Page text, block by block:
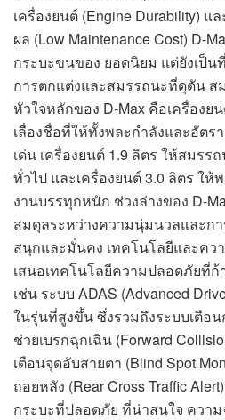
เครื่องยนต์ (Engine Durability)
ผล (Low Maintenance Cost) D-
กระบะขนของ ยอดนิยม แต่ยังเป็
การตกแต่งและสมรรถนะที่ดุดัน ส
หัวใจหลักของ D-Max คือเครื่องย
เลื่องชื่อที่ให้ทั้งพละกำลังและอัต
เด่น เครื่องยนต์ 1.9 ลิตร ให้สมรร
ทั่วไป และเครื่องยนต์ 3.0 ลิตร ให้
งานบรรทุกหนัก ช่วงล่างของ D-
สมดุลระหว่างความนุ่มนวลและก
สนุกและมั่นคง เทคโนโลยีและคว
เสนอเทคโนโลยีความปลอดภัยที่ก้
เช่น ระบบ ADAS (Advanced
ในรุ่นที่สูงขึ้น ซึ่งรวมถึงระบบเตือ
ช่วยเบรกฉุกเฉิน (Forward
เตือนจุดอับสายตา (Blind Spot
ถอยหลัง (Rear Cross Traffic
กระบะที่ปลอดภัย ที่น่าสนใจ ความ